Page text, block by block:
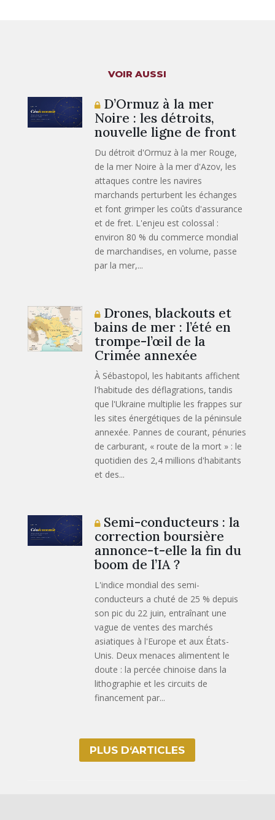
VOIR AUSSI
D’Ormuz à la mer
Noire : les détroits,
nouvelle ligne de front
Du détroit d'Ormuz à la mer Rouge,
de la mer Noire à la mer d'Azov, les
attaques contre les navires
marchands perturbent les échanges
et font grimper les coûts d'assurance
et de fret. L'enjeu est colossal :
environ 80 % du commerce mondial
de marchandises, en volume, passe
par la mer,...
Drones, blackouts et
bains de mer : l’été en
trompe-l’œil de la
Crimée annexée
À Sébastopol, les habitants affichent
l'habitude des déflagrations, tandis
que l'Ukraine multiplie les frappes sur
les sites énergétiques de la péninsule
annexée. Pannes de courant, pénuries
de carburant, « route de la mort » : le
quotidien des 2,4 millions d'habitants
et des...
Semi-conducteurs : la
correction boursière
annonce-t-elle la fin du
boom de l’IA ?
L'indice mondial des semi-
conducteurs a chuté de 25 % depuis
son pic du 22 juin, entraînant une
vague de ventes des marchés
asiatiques à l'Europe et aux États-
Unis. Deux menaces alimentent le
doute : la percée chinoise dans la
lithographie et les circuits de
financement par...
PLUS D‘ARTICLES